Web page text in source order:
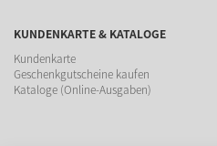
KUNDENKARTE & KATALOGE
Kundenkarte
Geschenkgutscheine kaufen
Kataloge (Online-Ausgaben)